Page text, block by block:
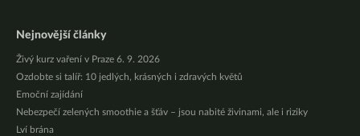
Nejnovější články
Živý kurz vaření v Praze 6. 9. 2026
Ozdobte si talíř: 10 jedlých, krásných i zdravých květů
Emoční zajídání
Nebezpečí zelených smoothie a šťáv – jsou nabité živinami, ale i riziky
Lví brána